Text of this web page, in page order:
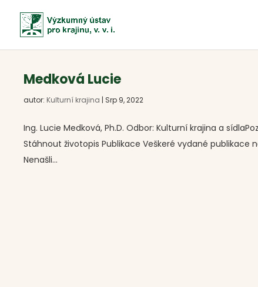
Medková Lucie
autor: Kulturní krajina | Srp 9, 2022
Ing. Lucie Medková, Ph.D. Odbor: Kulturní krajina a
Stáhnout životopis Publikace Veškeré vydané publikace
Nenašli...